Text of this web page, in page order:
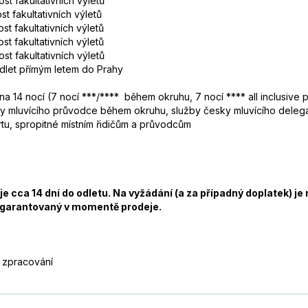
fakultativních výletů
fakultativních výletů
fakultativních výletů
fakultativních výletů
přímým letem do Prahy
14 nocí (7 nocí ***/**** během okruhu, 7 nocí **** all inclusive
průvodce během okruhu, služby česky mluvícího
spropitné místním řidičům a průvodcům
cca 14 dní do odletu. Na vyžádání (a za případný doplatek)
v momentě prodeje.